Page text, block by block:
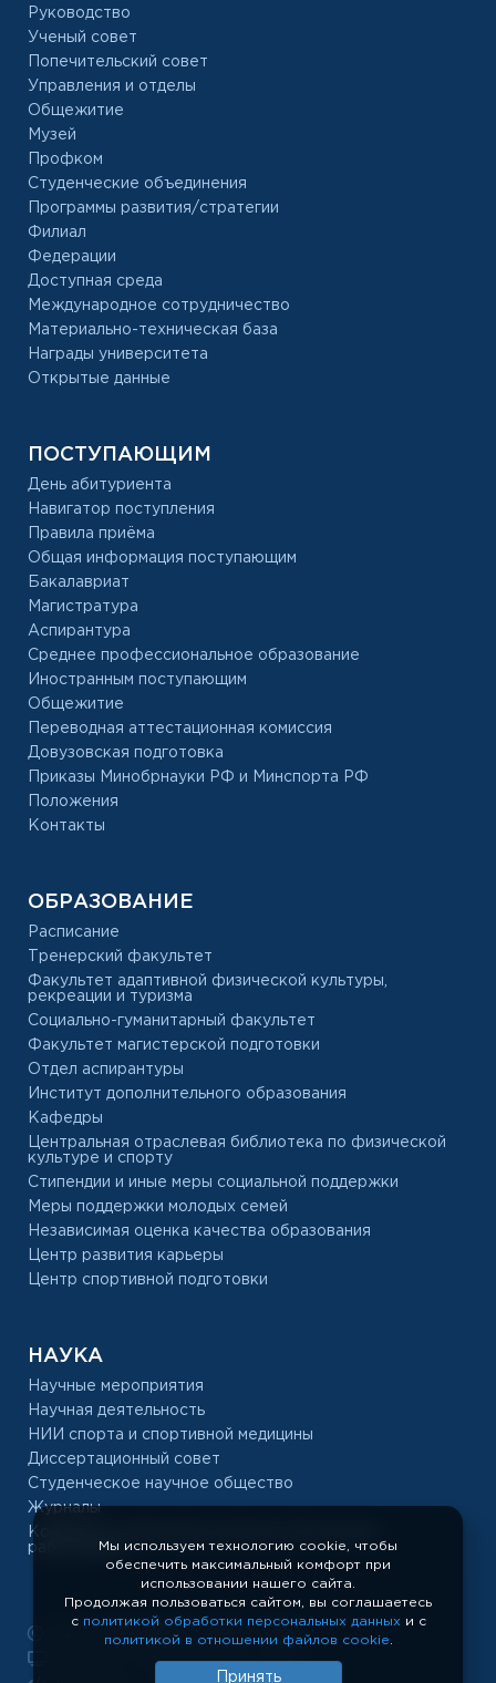
Руководство
Ученый совет
Попечительский совет
Управления и отделы
Общежитие
Музей
Профком
Студенческие объединения
Программы развития/стратегии
Филиал
Федерации
Доступная среда
Международное сотрудничество
Материально-техническая база
Награды университета
Открытые данные
ПОСТУПАЮЩИМ
День абитуриента
Навигатор поступления
Правила приёма
Общая информация поступающим
Бакалавриат
Магистратура
Аспирантура
Среднее профессиональное образование
Иностранным поступающим
Общежитие
Переводная аттестационная комиссия
Довузовская подготовка
Приказы Минобрнауки РФ и Минспорта РФ
Положения
Контакты
ОБРАЗОВАНИЕ
Расписание
Тренерский факультет
Факультет адаптивной физической культуры,
рекреации и туризма
Социально-гуманитарный факультет
Факультет магистерской подготовки
Отдел аспирантуры
Институт дополнительного образования
Кафедры
Центральная отраслевая библиотека по физической
культуре и спорту
Стипендии и иные меры социальной поддержки
Меры поддержки молодых семей
Независимая оценка качества образования
Центр развития карьеры
Центр спортивной подготовки
НАУКА
Научные мероприятия
Научная деятельность
НИИ спорта и спортивной медицины
Диссертационный совет
Студенческое научное общество
Журналы
Конкурс на замещение должностей научных
работников
РУС «ГЦОЛИФК», 1918 — 2026
Показать полную версию сайта
Мы используем технологию cookie, чтобы
обеспечить максимальный комфорт при
использовании нашего сайта.
Продолжая пользоваться сайтом, вы соглашаетесь
с политикой обработки персональных данных и с
политикой в отношении файлов cookie
Принять